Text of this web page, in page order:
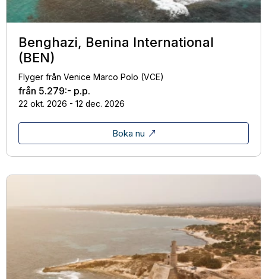
Benghazi, Benina International
(BEN)
Flyger från Venice Marco Polo (VCE)
från 5.279:- p.p.
22 okt. 2026 - 12 dec. 2026
Boka nu